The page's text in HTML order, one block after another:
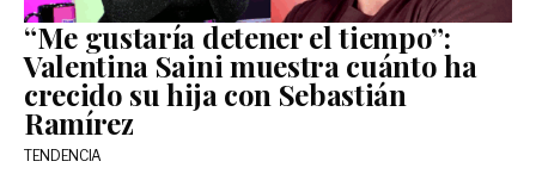
“Me gustaría detener el tiempo”:
Valentina Saini muestra cuánto ha
crecido su hija con Sebastián
Ramírez
TENDENCIA